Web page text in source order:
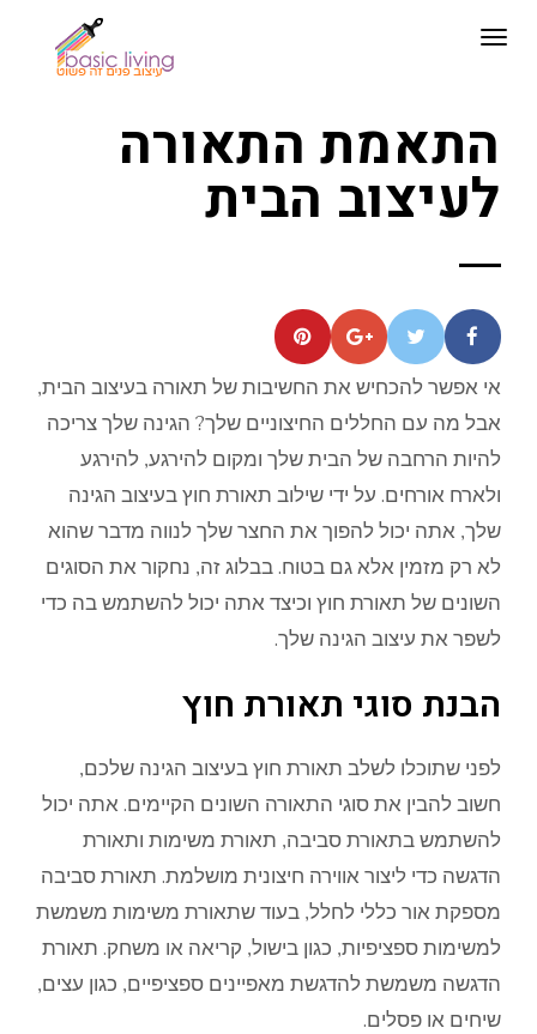
תפריט
התאמת התאורה
לעיצוב הבית
אי אפשר להכחיש את החשיבות של תאורה בעיצוב הבית,
אבל מה עם החללים החיצוניים שלך? הגינה שלך צריכה
להיות הרחבה של הבית שלך ומקום להירגע, להירגע
ולארח אורחים. על ידי שילוב תאורת חוץ בעיצוב הגינה
שלך, אתה יכול להפוך את החצר שלך לנווה מדבר שהוא
לא רק מזמין אלא גם בטוח. בבלוג זה, נחקור את הסוגים
השונים של תאורת חוץ וכיצד אתה יכול להשתמש בה כדי
לשפר את עיצוב הגינה שלך.
הבנת סוגי תאורת חוץ
לפני שתוכלו לשלב תאורת חוץ בעיצוב הגינה שלכם,
חשוב להבין את סוגי התאורה השונים הקיימים. אתה יכול
להשתמש בתאורת סביבה, תאורת משימות ותאורת
הדגשה כדי ליצור אווירה חיצונית מושלמת. תאורת סביבה
מספקת אור כללי לחלל, בעוד שתאורת משימות משמשת
למשימות ספציפיות, כגון בישול, קריאה או משחק. תאורת
הדגשה משמשת להדגשת מאפיינים ספציפיים, כגון עצים,
שיחים או פסלים.